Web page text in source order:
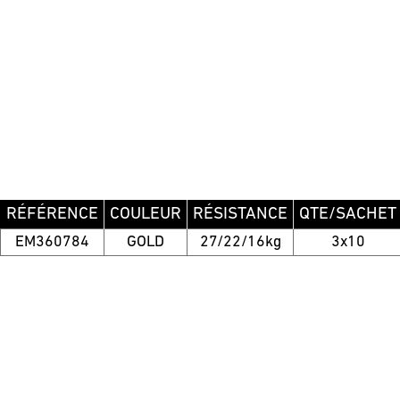
RÉFÉRENCE COULEUR RÉSISTANCE QTE/SACHET
EM360784 GOLD 27/22/16kg 3x10